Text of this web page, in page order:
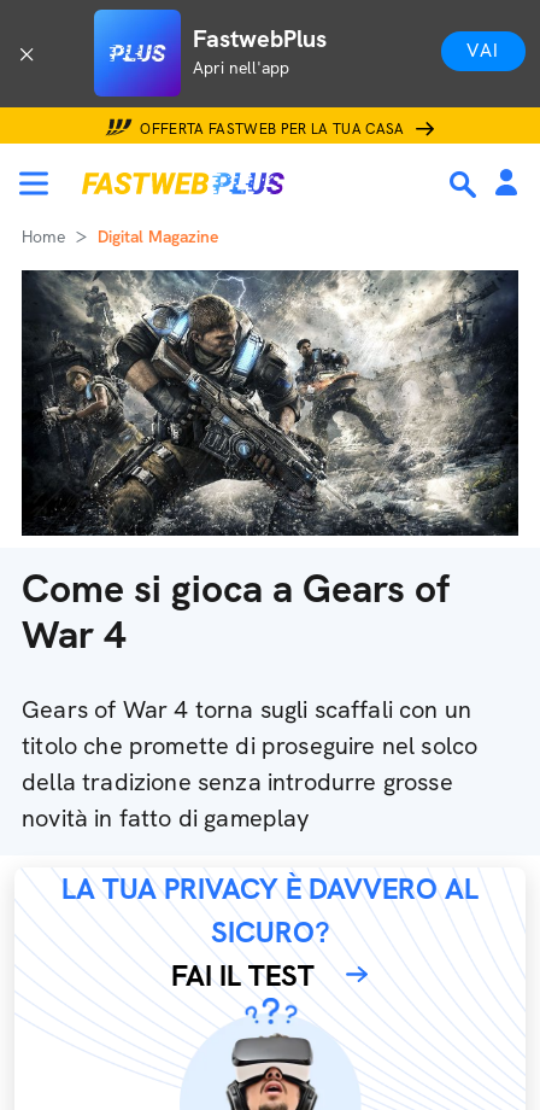
FastwebPlus
Apri nell'app
VAI
OFFERTA FASTWEB PER LA TUA CASA
Home Digital Magazine
Come si gioca a Gears of
War 4
Gears of War 4 torna sugli scaffali con un
titolo che promette di proseguire nel solco
della tradizione senza introdurre grosse
novità in fatto di gameplay
LA TUA PRIVACY È DAVVERO AL
SICURO?
FAI IL TEST